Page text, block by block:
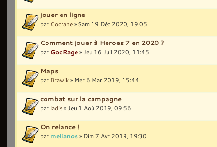
jouer en ligne
par Cocrane» Sam 19 Déc 2020, 19:05
Comment jouer à Heroes 7 en 2020 ?
par GodRage» Jeu 16 Juil 2020, 11:45
Maps
par Brawik» Mer 6 Mar 2019, 15:44
combat sur la campagne
par ladis» Jeu 1 Aoû 2019, 09:56
On relance !
par melianos» Dim 7 Avr 2019, 19:30